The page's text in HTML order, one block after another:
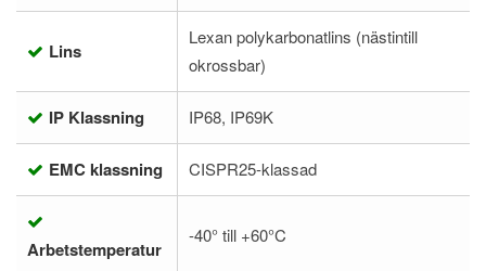
Lins
Lexan polykarbonatlins (nästintill
okrossbar)
IP Klassning IP68, IP69K
EMC klassning CISPR25-klassad
Arbetstemperatur
-40° till +60°C